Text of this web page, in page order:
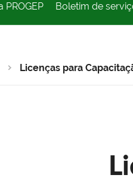
PROGEP Boletim de
Licenças para